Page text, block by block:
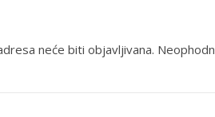
neće biti objavljivana.